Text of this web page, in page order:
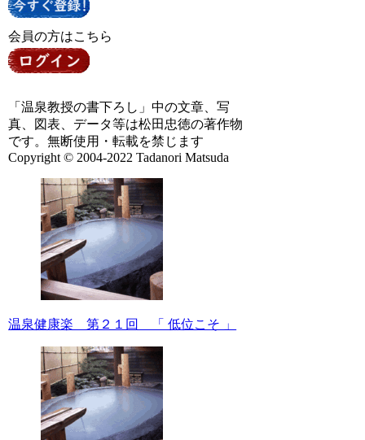
会員の方はこちら
「温泉教授の書下ろし」中の文章、写
真、図表、データ等は松田忠徳の著作物
です。無断使用・転載を禁じます
Copyright © 2004-2022 Tadanori Matsuda
温泉健康楽 第２１回 「 低位こそ 」